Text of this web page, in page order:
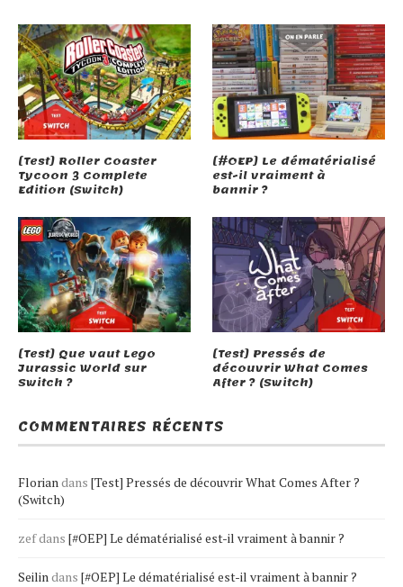
[Test] Roller Coaster
Tycoon 3 Complete
Edition (Switch)
[#OEP] Le dématérialisé
est-il vraiment à
bannir ?
[Test] Que vaut Lego
Jurassic World sur
Switch ?
[Test] Pressés de
découvrir What Comes
After ? (Switch)
COMMENTAIRES RÉCENTS
Floriandans [Test] Pressés de découvrir What Comes After ?
(Switch)
zefdans [#OEP] Le dématérialisé est-il vraiment à bannir ?
Seilindans [#OEP] Le dématérialisé est-il vraiment à bannir ?